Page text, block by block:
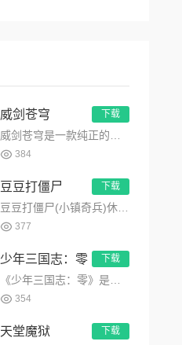
威剑苍穹
威剑苍穹是一款纯正的国风仙侠情缘ARPG手游，游戏以精致的手法展现了东方恢弘精美的修仙建筑、场景精雕细琢，致...
384
下载
豆豆打僵尸
豆豆打僵尸(小镇奇兵)休闲放置卡牌手游火爆开启！游戏结合了休闲放置与卡牌策略，你不仅可以自动战斗，解放双手，...
377
下载
少年三国志：零
《少年三国志：零》是游族「少年三国志」系列全新力作。独创4x4布局，流派组合千变万化，兵将军师皆有可为。品质...
354
下载
天堂魔狱 下载